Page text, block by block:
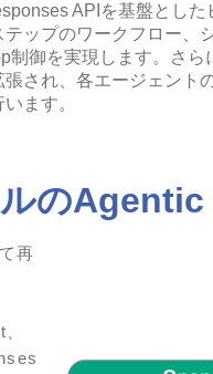
APIを基盤とし
テップのワークフロー、
制御を実現します。さ
張され、各エージェント
ます。
のAgentic
再